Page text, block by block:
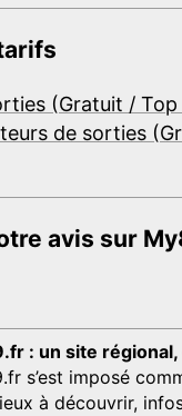
(Gratuit / Top
de sorties
avis sur
: un site
s’est imposé
à découvrir,